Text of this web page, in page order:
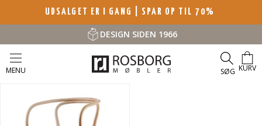
UDSALGET ER I GANG | SPAR OP TIL 70%
DESIGN SIDEN 1966
MENU SØG KURV